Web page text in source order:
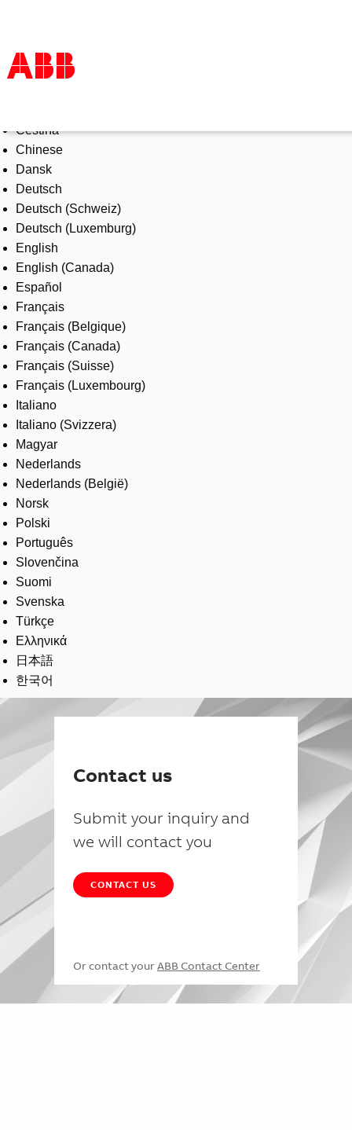
Products & Solutions
Industries
Services
About us
Where to buy
Contact us
Careers
Čeština
Chinese
Dansk
Deutsch
Deutsch (Schweiz)
Deutsch (Luxemburg)
English
English (Canada)
Español
Français
Français (Belgique)
Français (Canada)
Français (Suisse)
Français (Luxembourg)
Italiano
Italiano (Svizzera)
Magyar
Nederlands
Nederlands (België)
Norsk
Polski
Português
Slovenčina
Suomi
Svenska
Türkçe
Ελληνικά
日本語
한국어
Contact us
Submit your inquiry and
we will contact you
CONTACT US
Or contact your ABB Contact Center